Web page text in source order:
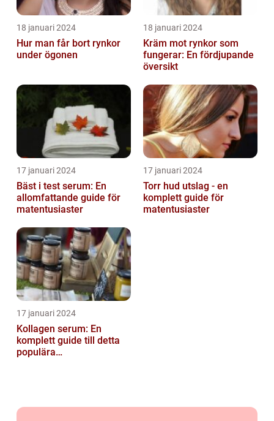
18 januari 2024
Hur man får bort rynkor
under ögonen
18 januari 2024
Kräm mot rynkor som
fungerar: En fördjupande
översikt
17 januari 2024
Bäst i test serum: En
allomfattande guide för
matentusiaster
17 januari 2024
Torr hud utslag - en
komplett guide för
matentusiaster
17 januari 2024
Kollagen serum: En
komplett guide till detta
populära